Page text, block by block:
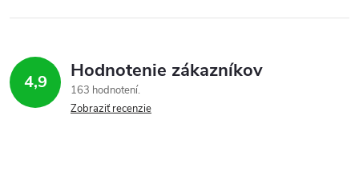
4,9 Hodnotenie zákazníkov
163 hodnotení
Zobraziť recenzie